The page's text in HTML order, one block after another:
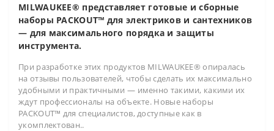
MILWAUKEE® представляет готовые и сборные
наборы PACKOUT™ для электриков и сантехников
— для максимального порядка и защиты
инструмента.
При разработке этих продуктов MILWAUKEE® опиралась
на отзывы пользователей, чтобы сделать их максимально
удобными и практичными — именно такими, какими их
ждут профессионалы на объекте. Новые наборы
PACKOUT™ для специалистов, доступные как в
укомплектован..